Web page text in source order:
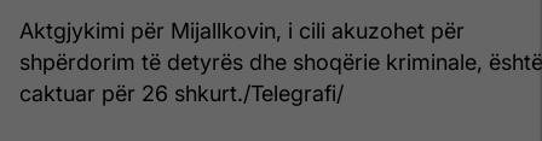
Aktgjykimi për Mijallkovin, i cili akuzohet për
shpërdorim të detyrës dhe shoqërie kriminale, është
caktuar për 26 shkurt./Telegrafi/